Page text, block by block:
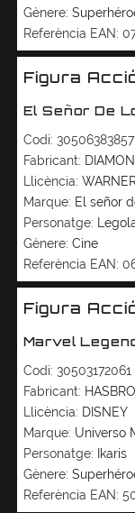
Gènere:
Referència EAN:
Figura
El Señor De
Codi: 30506383857
Fabricant:
Llicència:
Marque: El señor
Personatge:
Gènere: Cine
Referència EAN:
Figura
Marvel
Codi: 30503172061
Fabricant: HASBRO
Llicència: DISNEY
Marque: Universo
Personatge:
Ikaris
Gènere:
Referència EAN: